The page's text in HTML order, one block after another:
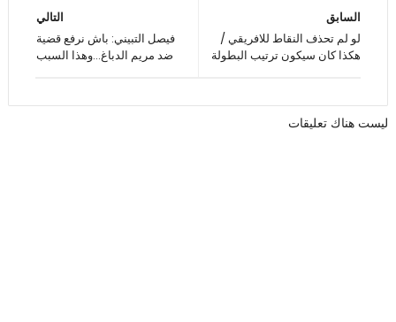
التالي
فيصل التبيني: باش نرفع قضية
ضد مريم الدباغ...وهذا السبب
السابق
لو لم تحذف النقاط للافريقي /
هكذا كان سيكون ترتيب البطولة
ليست هناك تعليقات